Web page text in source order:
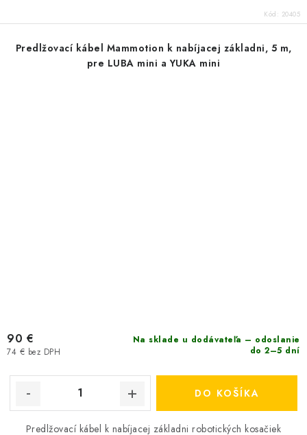
Kód: 20405
Predlžovací kábel Mammotion k nabíjacej základni, 5 m,
pre LUBA mini a YUKA mini
Na sklade u dodávateľa – odoslanie
do 2–5 dní
74 € bez DPH
90 €
DO KOŠÍKA
Predlžovací kábel k nabíjacej základni robotických kosačiek